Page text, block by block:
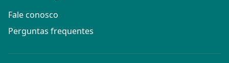
Fale conosco
Perguntas frequentes